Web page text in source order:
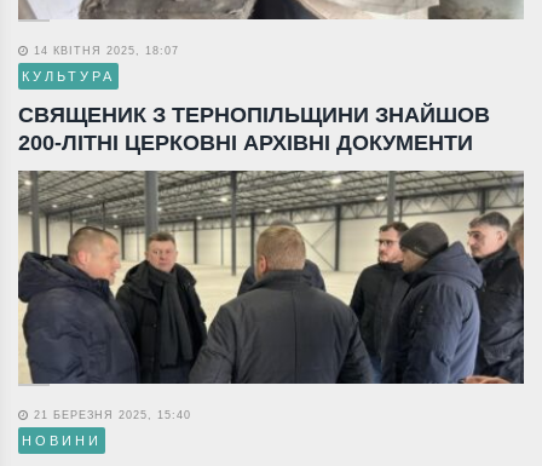
14 КВІТНЯ 2025, 18:07
КУЛЬТУРА
СВЯЩЕНИК З ТЕРНОПІЛЬЩИНИ ЗНАЙШОВ
200-ЛІТНІ ЦЕРКОВНІ АРХІВНІ ДОКУМЕНТИ
21 БЕРЕЗНЯ 2025, 15:40
НОВИНИ